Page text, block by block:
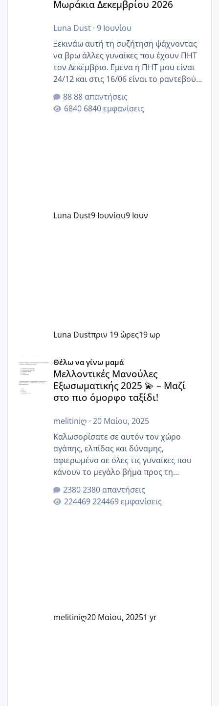
Μωράκια Δεκεμβρίου 2026
Luna Dust· 9 Ιουνίου
Ξεκινάω αυτή τη συζήτηση ψάχνοντας
να βρω άλλες γυναίκες που έχουν ΠΗΤ
τον Δεκέμβριο. Εμένα η ΠΗΤ μου είναι
24/12 και στις 16/06 είναι το ραντεβού
της αυχενικής διαφάνειας. Έχω αρκετό
άγχος και οι μέρες δεν φαίνεται να
περνάνε με τίποτα.
88 απαντήσεις
6840 εμφανίσεις
Luna Dust9 Ιουνίου9 Ιουν
Luna Dustπριν 19 ώρες19 ωρ
Μελλοντικές Μανούλες Εξωσωματικής 2025 💫 – Μαζί
Θέλω να γίνω μαμά
Μελλοντικές Μανούλες
Εξωσωματικής 2025 💫 – Μαζί
στο πιο όμορφο ταξίδι!
melitiniღ · 20 Μαίου, 2025
Καλωσορίσατε σε αυτόν τον χώρο
αγάπης, ελπίδας και δύναμης,
αφιερωμένο σε όλες τις γυναίκες που
κάνουν το μεγάλο βήμα προς τη
μητρότητα μέσω εξωσωματικής το 2025.
Εδώ θα μοιραστούμε αγωνίες, χαρές,
εμπειρίες και κάθε μικρή ή μεγάλη
2380 απαντήσεις
224469 εμφανίσεις
melitiniღ20 Μαίου, 20251 yr